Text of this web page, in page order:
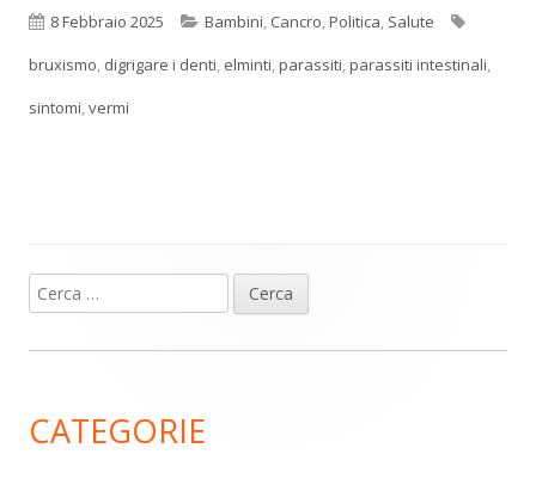
Pubblicato
8 Febbraio 2025 Categorie
Bambini, Cancro,Politica, Salute
bruxismo, digrigare i denti, elminti,parassiti,parassiti intestinali,
sintomi,vermi
Barra
laterale
Ricerca
per:
CATEGORIE